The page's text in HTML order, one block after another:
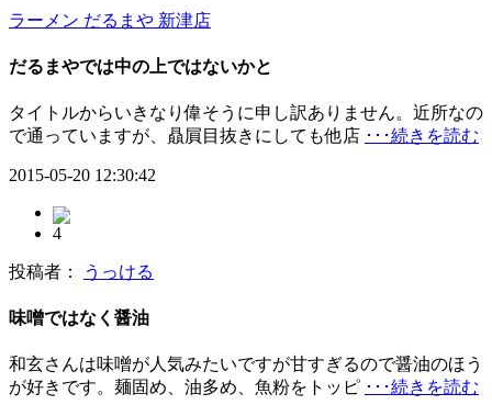
ラーメン だるまや 新津店
だるまやでは中の上ではないかと
タイトルからいきなり偉そうに申し訳ありません。近所なの
で通っていますが、贔屓目抜きにしても他店 ･･･続きを読む
2015-05-20 12:30:42
4
投稿者： うっける
味噌ではなく醤油
和玄さんは味噌が人気みたいですが甘すぎるので醤油のほう
が好きです。麺固め、油多め、魚粉をトッピ ･･･続きを読む